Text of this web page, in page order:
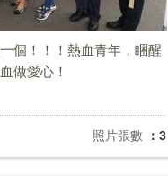
個！！！熱血青年，睏醒
做愛心！
照片張數 ：3